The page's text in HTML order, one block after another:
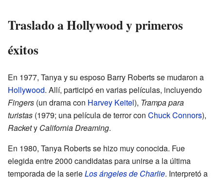
Traslado a Hollywood y primeros
éxitos
En 1977, Tanya y su esposo Barry Roberts se mudaron a
Hollywood. Allí, participó en varias películas, incluyendo
Fingers (un drama con Harvey Keitel), Trampa para
turistas (1979; una película de terror con Chuck Connors),
Rackety California Dreaming.
En 1980, Tanya Roberts se hizo muy conocida. Fue
elegida entre 2000 candidatas para unirse a la última
temporada de la serieLos ángeles de Charlie. Interpretó a